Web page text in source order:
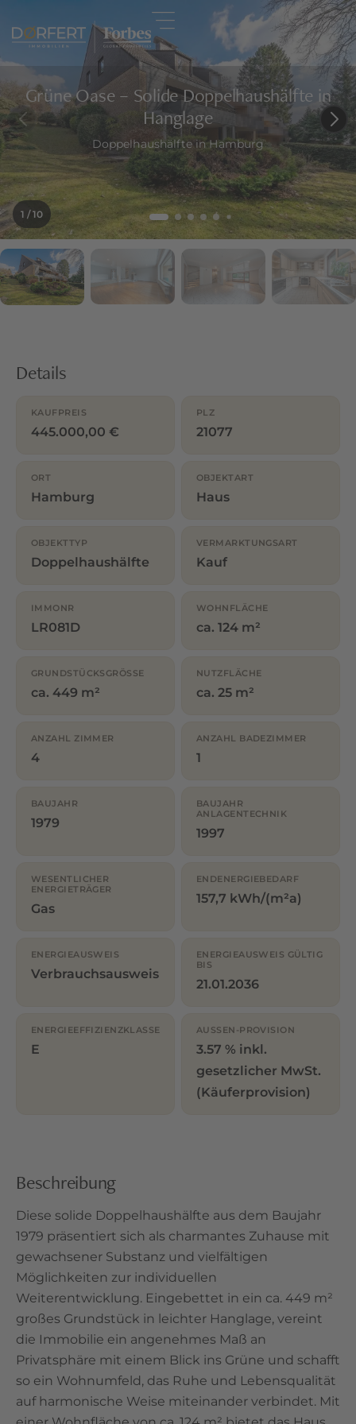
Grüne Oase – Solide Doppelhaushälfte in
Hanglage
Doppelhaushälfte in Hamburg
1 / 10
Details
KAUFPREIS
445.000,00 €
PLZ
21077
ORT
Hamburg
OBJEKTART
Haus
OBJEKTTYP
Doppelhaushälfte
VERMARKTUNGSART
Kauf
IMMONR
LR081D
WOHNFLÄCHE
ca. 124 m²
GRUNDSTÜCKSGRÖSSE
ca. 449 m²
NUTZFLÄCHE
ca. 25 m²
ANZAHL ZIMMER
4
ANZAHL BADEZIMMER
1
BAUJAHR
1979
BAUJAHR
ANLAGENTECHNIK
1997
WESENTLICHER
ENERGIETRÄGER
Gas
ENDENERGIEBEDARF
157,7 kWh/(m²a)
ENERGIEAUSWEIS
Verbrauchsausweis
ENERGIEAUSWEIS GÜLTIG
BIS
21.01.2036
ENERGIEEFFIZIENZKLASSE
E
AUSSEN-PROVISION
3.57 % inkl.
gesetzlicher MwSt.
(Käuferprovision)
Beschreibung
Diese solide Doppelhaushälfte aus dem Baujahr
1979 präsentiert sich als charmantes Zuhause mit
gewachsener Substanz und vielfältigen
Möglichkeiten zur individuellen
Weiterentwicklung. Eingebettet in ein ca. 449 m²
großes Grundstück in leichter Hanglage, vereint
die Immobilie ein angenehmes Maß an
Privatsphäre mit einem Blick ins Grüne und schafft
so ein Wohnumfeld, das Ruhe und Lebensqualität
auf harmonische Weise miteinander verbindet. Mit